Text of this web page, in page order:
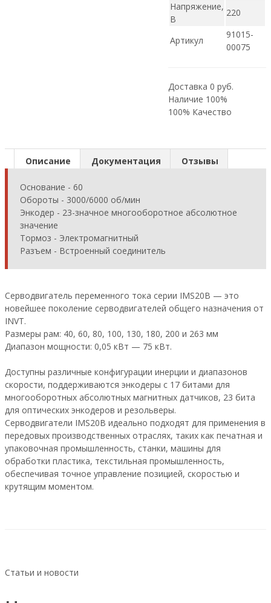
Напряжение,
В
220
Артикул
91015-
00075
Доставка 0 руб.
Наличие 100%
100% Качество
Описание Документация Отзывы
Основание - 60
Обороты - 3000/6000 об/мин
Энкодер - 23-значное многооборотное абсолютное
значение
Тормоз - Электромагнитный
Разъем - Встроенный соединитель
Серводвигатель переменного тока серии IMS20B — это
новейшее поколение серводвигателей общего назначения от
INVT.
Размеры рам: 40, 60, 80, 100, 130, 180, 200 и 263 мм
Диапазон мощности: 0,05 кВт — 75 кВт.
Доступны различные конфигурации инерции и диапазонов
скорости, поддерживаются энкодеры с 17 битами для
многооборотных абсолютных магнитных датчиков, 23 бита
для оптических энкодеров и резольверы.
Серводвигатели IMS20B идеально подходят для применения в
передовых производственных отраслях, таких как печатная и
упаковочная промышленность, станки, машины для
обработки пластика, текстильная промышленность,
обеспечивая точное управление позицией, скоростью и
крутящим моментом.
Статьи и новости